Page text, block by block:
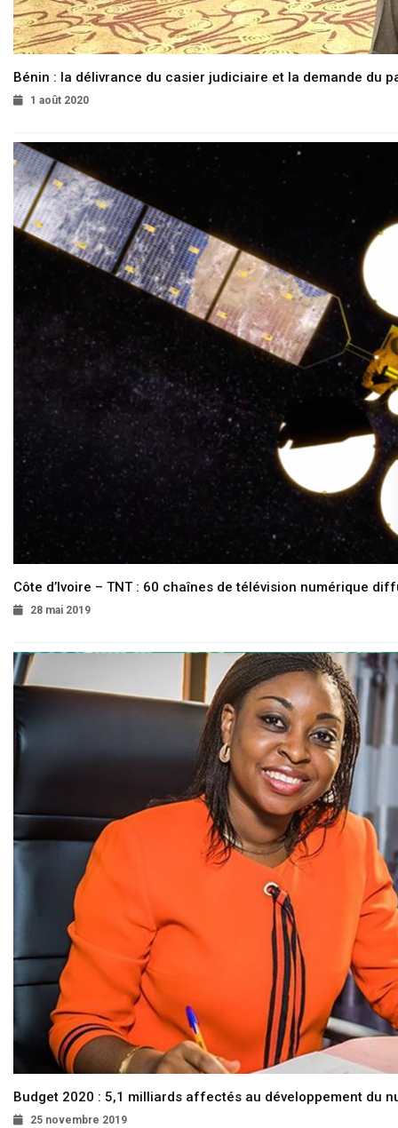
Bénin : la délivrance du casier judiciaire et la demande du
1 août 2020
Côte d’Ivoire – TNT : 60 chaînes de télévision numérique
28 mai 2019
Budget 2020 : 5,1 milliards affectés au développement du
25 novembre 2019